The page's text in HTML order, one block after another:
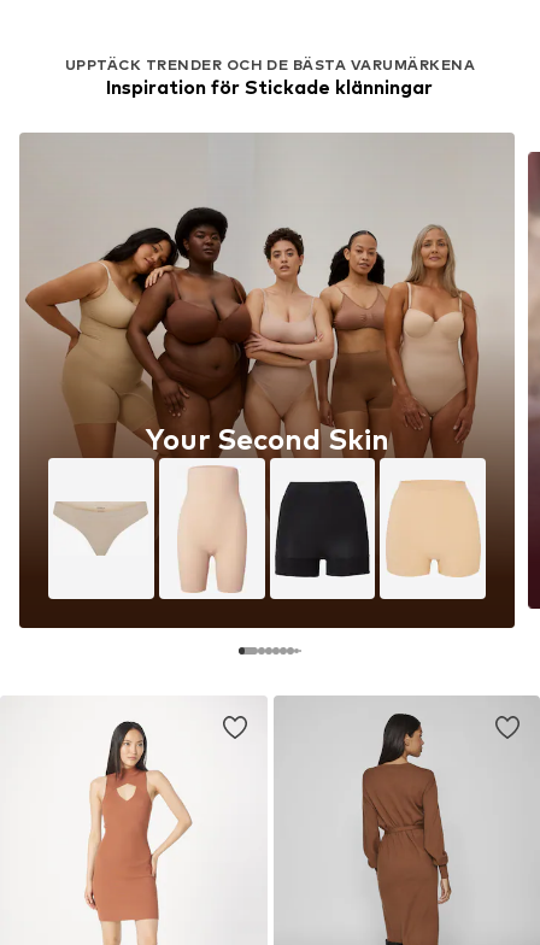
UPPTÄCK TRENDER OCH DE BÄSTA VARUMÄRKENA
Inspiration för Stickade klänningar
Your Second Skin